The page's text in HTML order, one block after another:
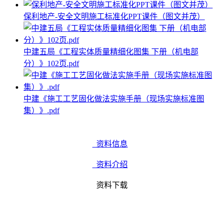
保利地产-安全文明施工标准化PPT课件（图文并茂）
中建五局《工程实体质量精细化图集 下册（机电部
分）》102页.pdf
中建《施工工艺固化做法实施手册（现场实施标准图
集）》.pdf
资料信息
资料介绍
资料下载